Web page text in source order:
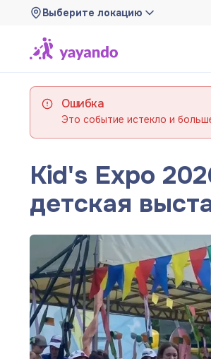
Выберите локацию
Ошибка
Это событие истекло и
Kid's Expo
детская